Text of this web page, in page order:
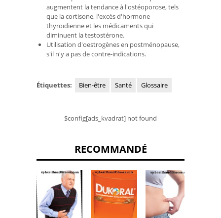
augmentent la tendance à l'ostéoporose, tels
que la cortisone, l'excès d'hormone
thyroïdienne et les médicaments qui
diminuent la testostérone.
Utilisation d'oestrogènes en postménopause,
s'il n'y a pas de contre-indications.
Étiquettes: Bien-être Santé Glossaire
$config[ads_kvadrat] not found
RECOMMANDÉ